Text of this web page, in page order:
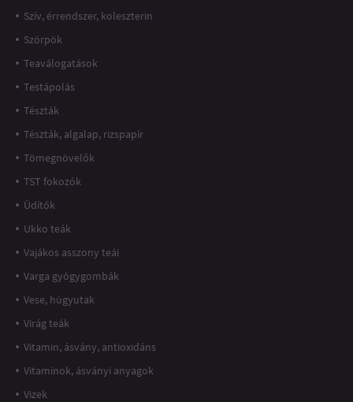
Szív, érrendszer, koleszterin
Szörpök
Teaválogatások
Testápolás
Tészták
Tészták, algalap, rizspapír
Tömegnövelők
TST fokozók
Üdítők
Ukko teák
Vajákos asszony teái
Varga gyógygombák
Vese, húgyutak
Virág teák
Vitamin, ásvány, antioxidáns
Vitaminok, ásványi anyagok
Vizek